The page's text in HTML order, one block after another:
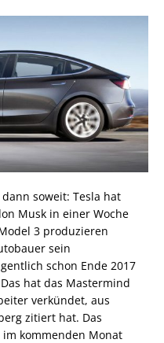
soweit: Tesla hat
Musk in einer Woche
3 produzieren
sein
schon Ende 2017
hat das Mastermind
verkündet, aus
zitiert hat. Das
im kommenden Monat